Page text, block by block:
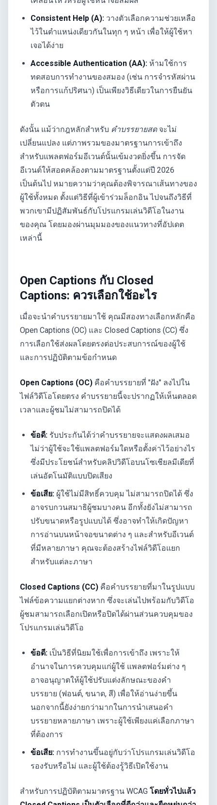
Consistent Help (A): วางตัวเลือกความช่วยเหลือ
ไว้ในตำแหน่งเดียวกันในทุก ๆ หน้า เพื่อให้ผู้ใช้หา
เจอได้ง่าย
Accessible Authentication (AA): ห้ามใช้การ
ทดสอบการทำงานของสมอง (เช่น การจำรหัสผ่าน
หรือการแก้ปริศนา) เป็นเพียงวิธีเดียวในการยืนยัน
ตัวตน
ดังนั้น แม้ว่ากฎหลักสำหรับ คำบรรยายสดจะไม่
เปลี่ยนแปลง แต่ภาพรวมของมาตรฐานการเข้าถึง
สำหรับแพลตฟอร์มอีเวนต์นั้นเข้มงวดยิ่งขึ้น การจัด
อีเวนต์ให้สอดคล้องตามมาตรฐานตั้งแต่ปี 2026
เป็นต้นไป หมายความว่าคุณต้องพิจารณาเส้นทางของ
ผู้ใช้ทั้งหมด ตั้งแต่วิธีที่ผู้เข้าร่วมล็อกอิน ไปจนถึงวิธีที่
พวกเขามีปฏิสัมพันธ์กับโปรแกรมเล่นวิดีโอในงาน
ของคุณ โดยมองผ่านมุมมองของแนวทางที่อัปเดต
เหล่านี้
Open Captions กับ Closed
Captions: ควรเลือกใช้อะไร
เมื่อจะนำคำบรรยายมาใช้ คุณมีสองทางเลือกหลักคือ
Open Captions (OC) และ Closed Captions (CC) ซึ่ง
การเลือกใช้ส่งผลโดยตรงต่อประสบการณ์ของผู้ใช้
และการปฏิบัติตามข้อกำหนด
Open Captions (OC) คือคำบรรยายที่ "ฝัง" ลงไปใน
ไฟล์วิดีโอโดยตรง คำบรรยายนี้จะปรากฏให้เห็นตลอด
เวลาและผู้ชมไม่สามารถปิดได้
ข้อดี: รับประกันได้ว่าคำบรรยายจะแสดงผลเสมอ
ไม่ว่าผู้ใช้จะใช้แพลตฟอร์มใดหรือตั้งค่าไว้อย่างไร
ซึ่งมีประโยชน์สำหรับคลิปวิดีโอบนโซเชียลมีเดียที่
เล่นอัตโนมัติแบบปิดเสียง
ข้อเสีย: ผู้ใช้ไม่มีสิทธิ์ควบคุม ไม่สามารถปิดได้ ซึ่ง
อาจรบกวนสมาธิผู้ชมบางคน อีกทั้งยังไม่สามารถ
ปรับขนาดหรือรูปแบบได้ ซึ่งอาจทำให้เกิดปัญหา
การอ่านบนหน้าจอขนาดต่าง ๆ และสำหรับอีเวนต์
ที่มีหลายภาษา คุณจะต้องสร้างไฟล์วิดีโอแยก
สำหรับแต่ละภาษา
Closed Captions (CC) คือคำบรรยายที่มาในรูปแบบ
ไฟล์ข้อความแยกต่างหาก ซึ่งจะเล่นไปพร้อมกับวิดีโอ
ผู้ชมสามารถเลือกเปิดหรือปิดได้ผ่านส่วนควบคุมของ
โปรแกรมเล่นวิดีโอ
ข้อดี: เป็นวิธีที่นิยมใช้เพื่อการเข้าถึง เพราะให้
อำนาจในการควบคุมแก่ผู้ใช้ แพลตฟอร์มต่าง ๆ
อาจอนุญาตให้ผู้ใช้ปรับแต่งลักษณะของคำ
บรรยาย (ฟอนต์, ขนาด, สี) เพื่อให้อ่านง่ายขึ้น
นอกจากนี้ยังง่ายกว่ามากในการนำเสนอคำ
บรรยายหลายภาษา เพราะผู้ใช้เพียงแค่เลือกภาษา
ที่ต้องการ
ข้อเสีย: การทำงานขึ้นอยู่กับว่าโปรแกรมเล่นวิดีโอ
รองรับหรือไม่ และผู้ใช้ต้องรู้วิธีเปิดใช้งาน
สำหรับการปฏิบัติตามมาตรฐาน WCAG โดยทั่วไปแล้ว